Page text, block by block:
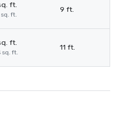
ft.
sq. ft.
9 ft.
ft.
sq. ft.
11 ft.